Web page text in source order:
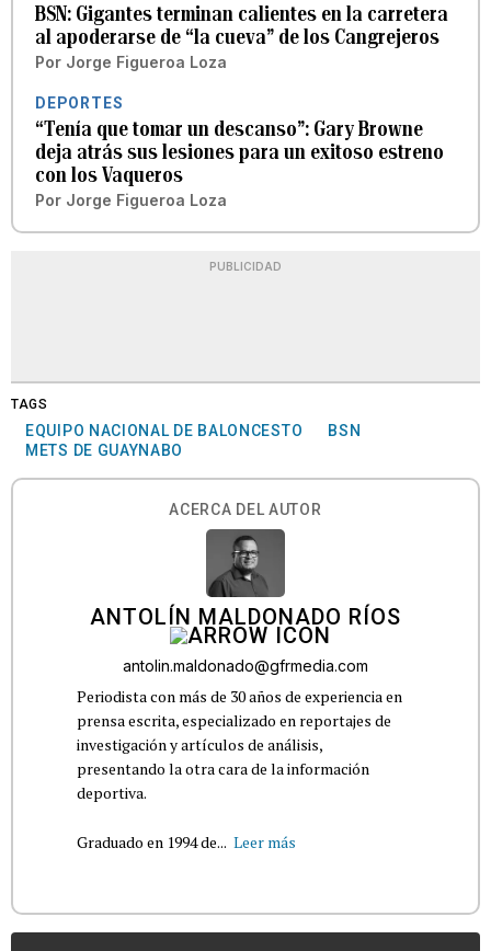
BSN: Gigantes terminan calientes en la carretera
al apoderarse de “la cueva” de los Cangrejeros
Por Jorge Figueroa Loza
DEPORTES
“Tenía que tomar un descanso”: Gary Browne
deja atrás sus lesiones para un exitoso estreno
con los Vaqueros
Por Jorge Figueroa Loza
PUBLICIDAD
TAGS
EQUIPO NACIONAL DE BALONCESTO
BSN
METS DE GUAYNABO
ACERCA DEL AUTOR
ANTOLÍN MALDONADO RÍOS
antolin.maldonado@gfrmedia.com
Periodista con más de 30 años de experiencia en
prensa escrita, especializado en reportajes de
investigación y artículos de análisis,
presentando la otra cara de la información
deportiva.
Graduado en 1994 de... Leer más